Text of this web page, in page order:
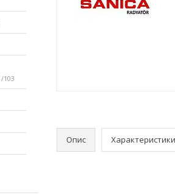
103
Опис Характеристики